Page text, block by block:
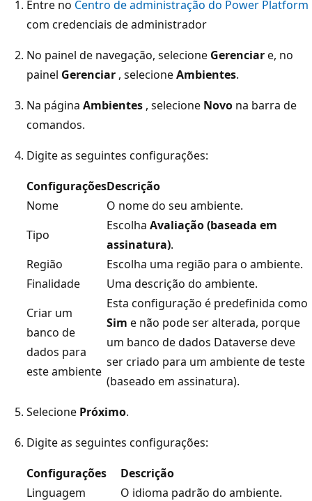
Entre no Centro de administração do Power Platform
com credenciais de administrador
No painel de navegação, selecione Gerenciare, no
painel Gerenciar , selecioneAmbientes.
Na página Ambientes , selecione Novo na barra de
comandos.
Digite as seguintes configurações:
ConfiguraçõesDescrição
Nome
O nome do seu ambiente.
Tipo
Escolha Avaliação (baseada em
assinatura).
Região
Escolha uma região para o ambiente.
Finalidade
Uma descrição do ambiente.
Criar um
banco de
dados para
este ambiente
Esta configuração é predefinida como
Sim e não pode ser alterada, porque
um banco de dados Dataverse deve
ser criado para um ambiente de teste
(baseado em assinatura).
Selecione Próximo.
Digite as seguintes configurações:
Configurações
Descrição
Linguagem
O idioma padrão do ambiente.